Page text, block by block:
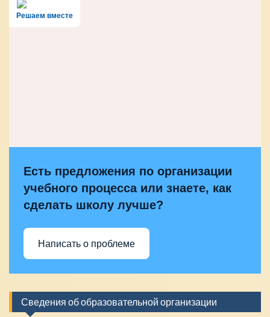
Решаем вместе
Есть предложения по организации
учебного процесса или знаете, как
сделать школу лучше?
Написать о проблеме
Сведения об образовательной организации